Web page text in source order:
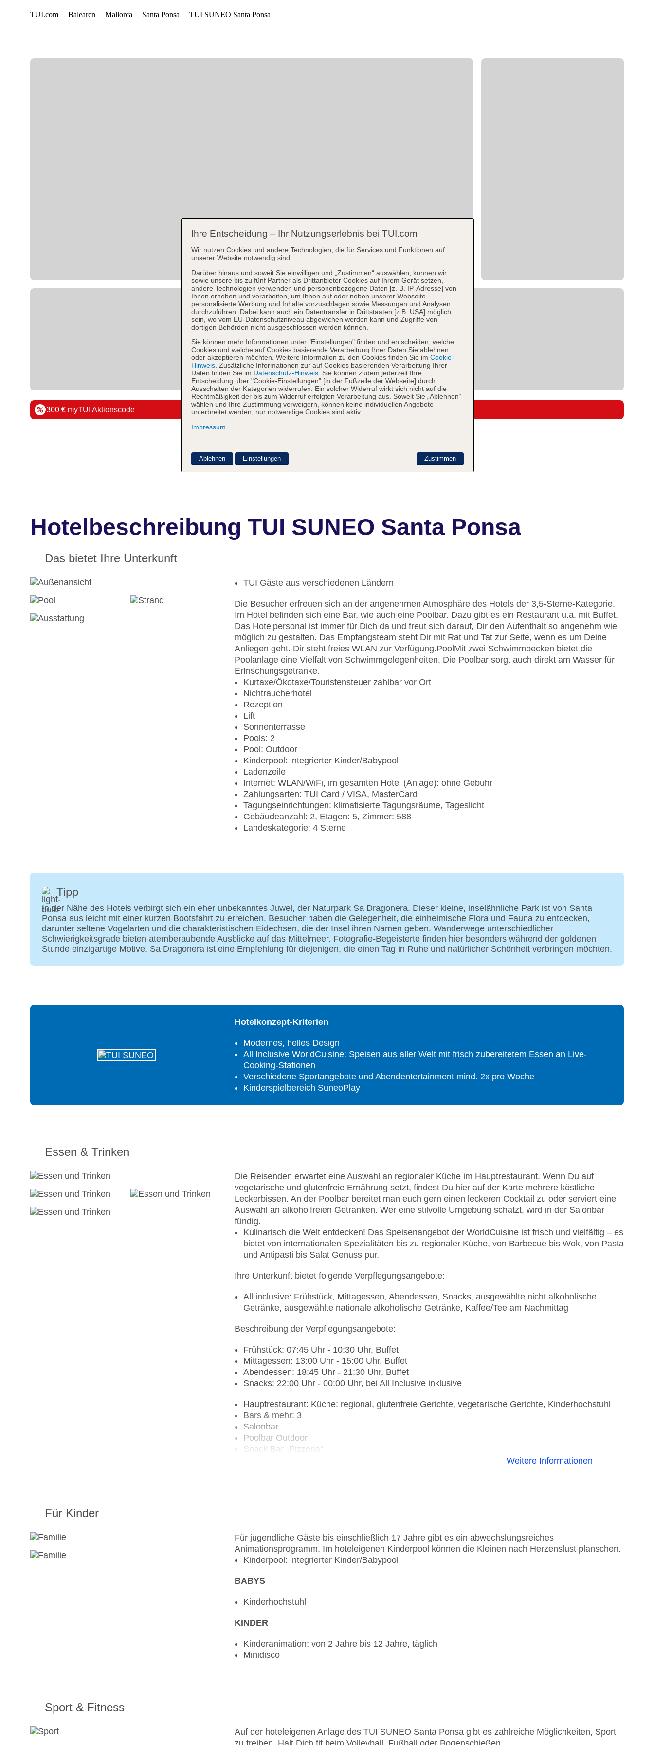
300 € myTUI Aktionscode
Hotelbeschreibung TUI SUNEO Santa Ponsa
Das bietet Ihre Unterkunft
TUI Gäste aus verschiedenen Ländern
Die Besucher erfreuen sich an der angenehmen Atmosphäre des Hotels der 3,5-Sterne-Kategorie.
Im Hotel befinden sich eine Bar, wie auch eine Poolbar. Dazu gibt es ein Restaurant u.a. mit Buffet.
Das Hotelpersonal ist immer für Dich da und freut sich darauf, Dir den Aufenthalt so angenehm wie
möglich zu gestalten. Das Empfangsteam steht Dir mit Rat und Tat zur Seite, wenn es um Deine
Anliegen geht. Dir steht freies WLAN zur Verfügung.Pool Mit zwei Schwimmbecken bietet die
Poolanlage eine Vielfalt von Schwimmgelegenheiten. Die Poolbar sorgt auch direkt am Wasser für
Erfrischungsgetränke.
Kurtaxe/Ökotaxe/Touristensteuer zahlbar vor Ort
Nichtraucherhotel
Rezeption
Lift
Sonnenterrasse
Pools: 2
Pool: Outdoor
Kinderpool: integrierter Kinder/Babypool
Ladenzeile
Internet: WLAN/WiFi, im gesamten Hotel (Anlage): ohne Gebühr
Zahlungsarten: TUI Card / VISA, MasterCard
Tagungseinrichtungen: klimatisierte Tagungsräume, Tageslicht
Gebäudeanzahl: 2, Etagen: 5, Zimmer: 588
Landeskategorie: 4 Sterne
Tipp
In der Nähe des Hotels verbirgt sich ein eher unbekanntes Juwel, der Naturpark Sa Dragonera. Dieser kleine, inselähnliche Park ist von Santa
Ponsa aus leicht mit einer kurzen Bootsfahrt zu erreichen. Besucher haben die Gelegenheit, die einheimische Flora und Fauna zu entdecken,
darunter seltene Vogelarten und die charakteristischen Eidechsen, die der Insel ihren Namen geben. Wanderwege unterschiedlicher
Schwierigkeitsgrade bieten atemberaubende Ausblicke auf das Mittelmeer. Fotografie-Begeisterte finden hier besonders während der goldenen
Stunde einzigartige Motive. Sa Dragonera ist eine Empfehlung für diejenigen, die einen Tag in Ruhe und natürlicher Schönheit verbringen möchten.
Hotelkonzept-Kriterien
Modernes, helles Design
All Inclusive WorldCuisine: Speisen aus aller Welt mit frisch zubereitetem Essen an Live-
Cooking-Stationen
Verschiedene Sportangebote und Abendentertainment mind. 2x pro Woche
Kinderspielbereich SuneoPlay
Essen & Trinken
Die Reisenden erwartet eine Auswahl an regionaler Küche im Hauptrestaurant. Wenn Du auf
vegetarische und glutenfreie Ernährung setzt, findest Du hier auf der Karte mehrere köstliche
Leckerbissen. An der Poolbar bereitet man euch gern einen leckeren Cocktail zu oder serviert eine
Auswahl an alkoholfreien Getränken. Wer eine stilvolle Umgebung schätzt, wird in der Salonbar
fündig.
Kulinarisch die Welt entdecken! Das Speisenangebot der WorldCuisine ist frisch und vielfältig – es
bietet von internationalen Spezialitäten bis zu regionaler Küche, von Barbecue bis Wok, von Pasta
und Antipasti bis Salat Genuss pur.
Ihre Unterkunft bietet folgende Verpflegungsangebote:
All inclusive: Frühstück, Mittagessen, Abendessen, Snacks, ausgewählte nicht alkoholische
Getränke, ausgewählte nationale alkoholische Getränke, Kaffee/Tee am Nachmittag
Beschreibung der Verpflegungsangebote:
Frühstück: 07:45 Uhr - 10:30 Uhr, Buffet
Mittagessen: 13:00 Uhr - 15:00 Uhr, Buffet
Abendessen: 18:45 Uhr - 21:30 Uhr, Buffet
Snacks: 22:00 Uhr - 00:00 Uhr, bei All Inclusive inklusive
Hauptrestaurant: Küche: regional, glutenfreie Gerichte, vegetarische Gerichte, Kinderhochstuhl
Bars & mehr: 3
Salonbar
Poolbar Outdoor
Snack Bar „Pizzeria“
Weitere Informationen
Für Kinder
Für jugendliche Gäste bis einschließlich 17 Jahre gibt es ein abwechslungsreiches
Animationsprogramm. Im hoteleigenen Kinderpool können die Kleinen nach Herzenslust planschen.
Kinderpool: integrierter Kinder/Babypool
BABYS
Kinderhochstuhl
KINDER
Kinderanimation: von 2 Jahre bis 12 Jahre, täglich
Minidisco
Sport & Fitness
Auf der hoteleigenen Anlage des TUI SUNEO Santa Ponsa gibt es zahlreiche Möglichkeiten, Sport
Ihre Entscheidung – Ihr Nutzungserlebnis bei TUI.com
Wir nutzen Cookies und andere Technologien, die für Services und Funktionen auf
unserer Website notwendig sind.
Darüber hinaus und soweit Sie einwilligen und „Zustimmen“ auswählen, können wir
sowie unsere bis zu fünf Partner als Drittanbieter Cookies auf Ihrem Gerät setzen,
andere Technologien verwenden und personenbezogene Daten [z. B. IP-Adresse] von
Ihnen erheben und verarbeiten, um Ihnen auf oder neben unserer Webseite
personalisierte Werbung und Inhalte vorzuschlagen sowie Messungen und Analysen
durchzuführen. Dabei kann auch ein Datentransfer in Drittstaaten [z.B. USA] möglich
sein, wo vom EU-Datenschutzniveau abgewichen werden kann und Zugriffe von
dortigen Behörden nicht ausgeschlossen werden können.
Sie können mehr Informationen unter "Einstellungen" finden und entscheiden, welche
Cookies und welche auf Cookies basierende Verarbeitung Ihrer Daten Sie ablehnen
oder akzeptieren möchten. Weitere Information zu den Cookies finden Sie im Cookie-
Hinweis . Zusätzliche Informationen zur auf Cookies basierenden Verarbeitung Ihrer
Daten finden Sie im Datenschutz-Hinweis . Sie können zudem jederzeit Ihre
Entscheidung über "Cookie-Einstellungen" [in der Fußzeile der Webseite] durch
Ausschalten der Kategorien widerrufen. Ein solcher Widerruf wirkt sich nicht auf die
Rechtmäßigkeit der bis zum Widerruf erfolgten Verarbeitung aus. Soweit Sie „Ablehnen“
wählen und Ihre Zustimmung verweigern, können keine individuellen Angebote
unterbreitet werden, nur notwendige Cookies sind aktiv.
Impressum
Zustimmen
Ablehnen Einstellungen